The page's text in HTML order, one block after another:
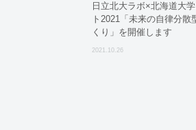
日立北大ラボ×北海道大
ト2021「未来の自律分散
くり」を開催します
2021.10.26